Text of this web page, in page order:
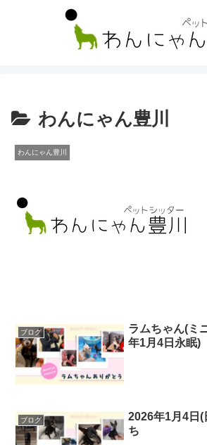
わんにゃん豊川
わんにゃん豊川
ブログ
ラムちゃん(ミ
年1月4日永眠)
ブログ
2026年1月4日(
ち